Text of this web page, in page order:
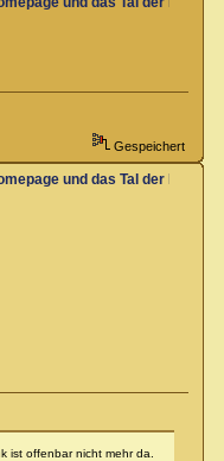
Gespeichert
und das Tal der Klagen
ist offenbar nicht mehr da.